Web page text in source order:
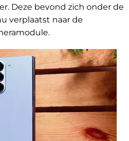
Deze bevond zich onder de
verplaatst naar de